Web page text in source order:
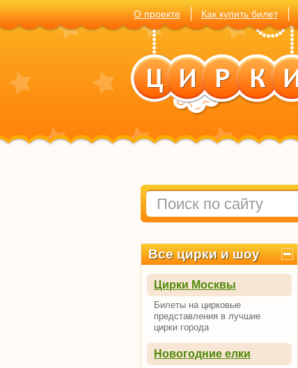
О проекте Как купить билет
Все цирки и шоу
Цирки Москвы
Билеты на цирковые
представления в лучшие
цирки города
Новогодние елки